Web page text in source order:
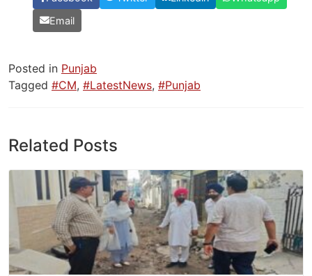
Email
Posted in Punjab
Tagged #CM, #LatestNews, #Punjab
Related Posts